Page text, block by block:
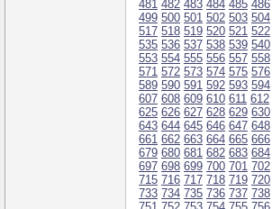
481 482 483 484 485 486
499 500 501 502 503 504
517 518 519 520 521 522
535 536 537 538 539 540
553 554 555 556 557 558
571 572 573 574 575 576
589 590 591 592 593 594
607 608 609 610 611 612
625 626 627 628 629 630
643 644 645 646 647 648
661 662 663 664 665 666
679 680 681 682 683 684
697 698 699 700 701 702
715 716 717 718 719 720
733 734 735 736 737 738